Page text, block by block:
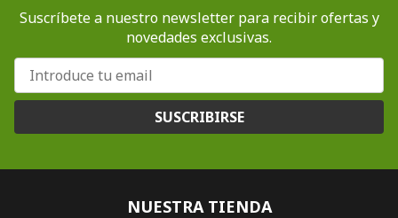
Suscríbete a nuestro newsletter para recibir ofertas y
novedades exclusivas.
SUSCRIBIRSE
NUESTRA TIENDA